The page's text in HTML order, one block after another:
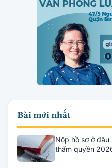
Bài mới nhất
Nộp hồ sơ ở đâu
thẩm quyền